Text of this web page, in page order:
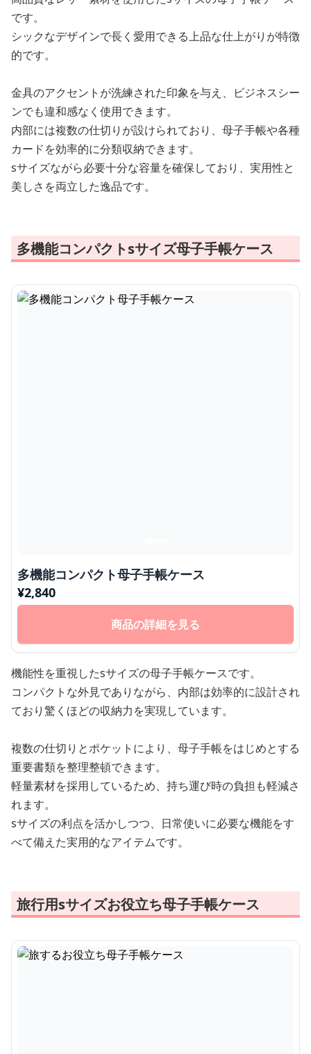
です。
シックなデザインで長く愛用できる上品な仕上がりが特徴
的です。
金具のアクセントが洗練された印象を与え、ビジネスシー
ンでも違和感なく使用できます。
内部には複数の仕切りが設けられており、母子手帳や各種
カードを効率的に分類収納できます。
sサイズながら必要十分な容量を確保しており、実用性と
美しさを両立した逸品です。
多機能コンパクトsサイズ母子手帳ケース
多機能コンパクト母子手帳ケース
¥2,840
商品の詳細を見る
機能性を重視したsサイズの母子手帳ケースです。
コンパクトな外見でありながら、内部は効率的に設計され
ており驚くほどの収納力を実現しています。
複数の仕切りとポケットにより、母子手帳をはじめとする
重要書類を整理整頓できます。
軽量素材を採用しているため、持ち運び時の負担も軽減さ
れます。
sサイズの利点を活かしつつ、日常使いに必要な機能をす
べて備えた実用的なアイテムです。
旅行用sサイズお役立ち母子手帳ケース